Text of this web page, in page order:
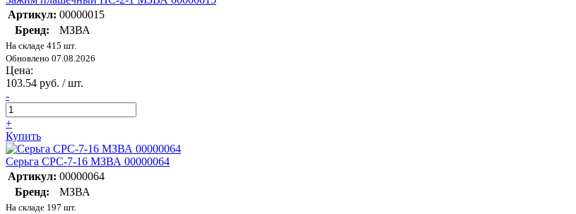
Артикул: 00000015
Бренд:
МЗВА
На складе 415 шт.
Обновлено 07.08.2026
Цена:
103.54 руб. / шт.
-
+
Купить
Серьга СРС-7-16 МЗВА 00000064
Артикул: 00000064
Бренд:
МЗВА
На складе 197 шт.